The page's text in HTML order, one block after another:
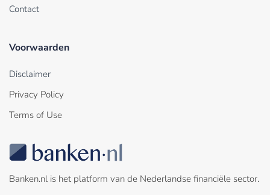
Contact
Voorwaarden
Disclaimer
Privacy Policy
Terms of Use
Banken.nl is het platform van de Nederlandse financiële sector.